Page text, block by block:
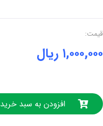
و
عشق
عدد
قیمت:
۱,۰۰۰,۰۰۰ ریال
افزودن به سبد خرید